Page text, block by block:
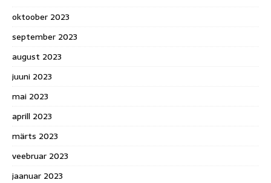
oktoober 2023
september 2023
august 2023
juuni 2023
mai 2023
aprill 2023
märts 2023
veebruar 2023
jaanuar 2023